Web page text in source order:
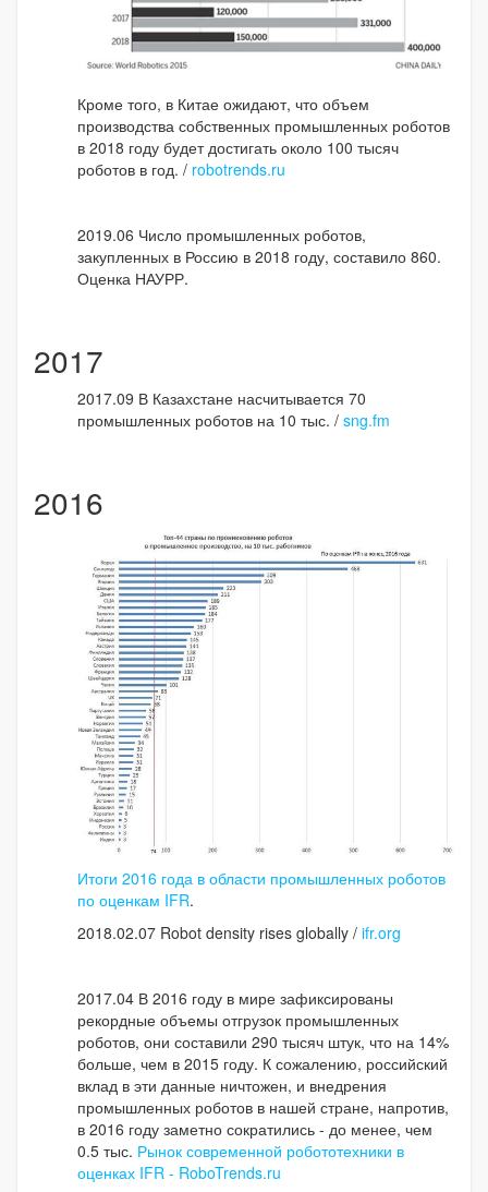
Кроме того, в Китае ожидают, что объем
производства собственных промышленных роботов
в 2018 году будет достигать около 100 тысяч
роботов в год. / robotrends.ru
2019.06 Число промышленных роботов,
закупленных в Россию в 2018 году, составило 860.
Оценка НАУРР.
2017
2017.09 В Казахстане насчитывается 70
промышленных роботов на 10 тыс. / sng.fm
2016
Итоги 2016 года в области промышленных роботов
по оценкам IFR.
2018.02.07 Robot density rises globally / ifr.org
2017.04 В 2016 году в мире зафиксированы
рекордные объемы отгрузок промышленных
роботов, они составили 290 тысяч штук, что на 14%
больше, чем в 2015 году. К сожалению, российский
вклад в эти данные ничтожен, и внедрения
промышленных роботов в нашей стране, напротив,
в 2016 году заметно сократились - до менее, чем
0.5 тыс. Рынок современной робототехники в
оценках IFR - RoboTrends.ru